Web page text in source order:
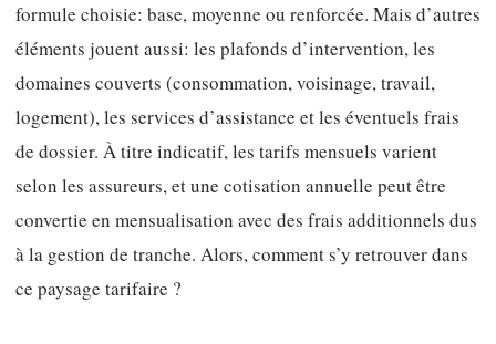
formule choisie: base, moyenne ou renforcée. Mais d’autres
éléments jouent aussi: les plafonds d’intervention, les
domaines couverts (consommation, voisinage, travail,
logement), les services d’assistance et les éventuels frais
de dossier. À titre indicatif, les tarifs mensuels varient
selon les assureurs, et une cotisation annuelle peut être
convertie en mensualisation avec des frais additionnels dus
à la gestion de tranche. Alors, comment s’y retrouver dans
ce paysage tarifaire ?